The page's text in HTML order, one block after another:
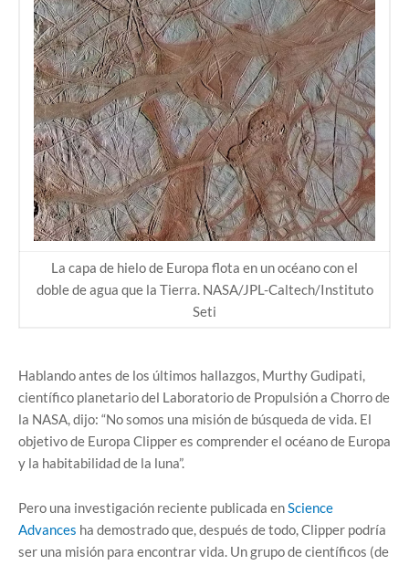
La capa de hielo de Europa flota en un océano con el
doble de agua que la Tierra. NASA/JPL-Caltech/Instituto
Seti
Hablando antes de los últimos hallazgos, Murthy Gudipati,
científico planetario del Laboratorio de Propulsión a Chorro de
la NASA, dijo: “No somos una misión de búsqueda de vida. El
objetivo de Europa Clipper es comprender el océano de Europa
y la habitabilidad de la luna”.
Pero una investigación reciente publicada enScience
Advances ha demostrado que, después de todo, Clipper podría
ser una misión para encontrar vida. Un grupo de científicos (de